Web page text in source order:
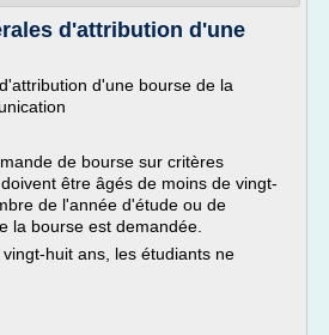
d'attribution d'une
d'une bourse de la
de bourse sur critères
être âgés de moins de vingt-
de l'année d'étude ou de
la bourse est demandée.
huit ans, les étudiants ne